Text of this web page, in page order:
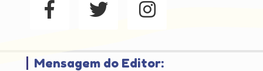
Mensagem do Editor: